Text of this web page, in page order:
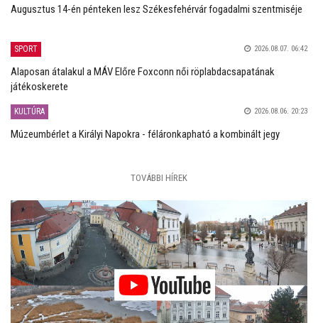
Augusztus 14-én pénteken lesz Székesfehérvár fogadalmi szentmiséje
SPORT 2026.08.07. 06:42
Alaposan átalakul a MÁV Előre Foxconn női röplabdacsapatának
játékoskerete
KULTÚRA 2026.08.06. 20:23
Múzeumbérlet a Királyi Napokra - féláronkapható a kombinált jegy
TOVÁBBI HÍREK